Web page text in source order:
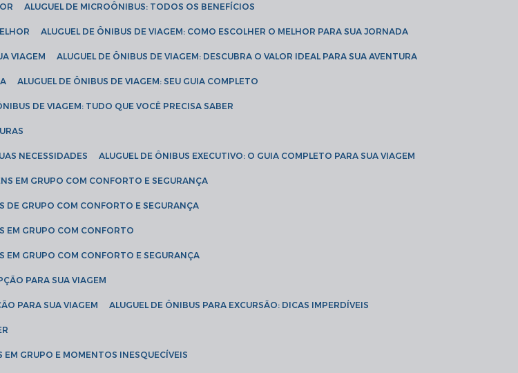
ALUGUEL DE MICROÔNIBUS: TODOS OS BENEFÍCIOS
ALUGUEL DE ÔNIBUS DE VIAGEM: COMO ESCOLHER O MELHOR PARA SUA JORNADA
VIAGEM ALUGUEL DE ÔNIBUS DE VIAGEM: DESCUBRA O VALOR IDEAL PARA SUA AVENTURA
ALUGUEL DE ÔNIBUS DE VIAGEM: SEU GUIA COMPLETO
DE VIAGEM: TUDO QUE VOCÊ PRECISA SABER
NECESSIDADES ALUGUEL DE ÔNIBUS EXECUTIVO: O GUIA COMPLETO PARA SUA VIAGEM
EM GRUPO COM CONFORTO E SEGURANÇA
DE GRUPO COM CONFORTO E SEGURANÇA
EM GRUPO COM CONFORTO
EM GRUPO COM CONFORTO E SEGURANÇA
PARA SUA VIAGEM
PARA SUA VIAGEM ALUGUEL DE ÔNIBUS PARA EXCURSÃO: DICAS IMPERDÍVEIS
EM GRUPO E MOMENTOS INESQUECÍVEIS